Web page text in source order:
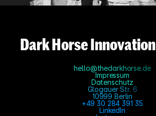
Dark Horse Innovation
hello@thedarkhorse.de
Impressum
Datenschutz
Glogauer Str. 6
10999 Berlin
+49 30 284 391 35
LinkedIn